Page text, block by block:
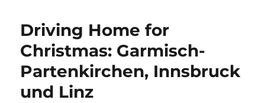
Driving Home for
Christmas: Garmisch-
Partenkirchen, Innsbruck
und Linz